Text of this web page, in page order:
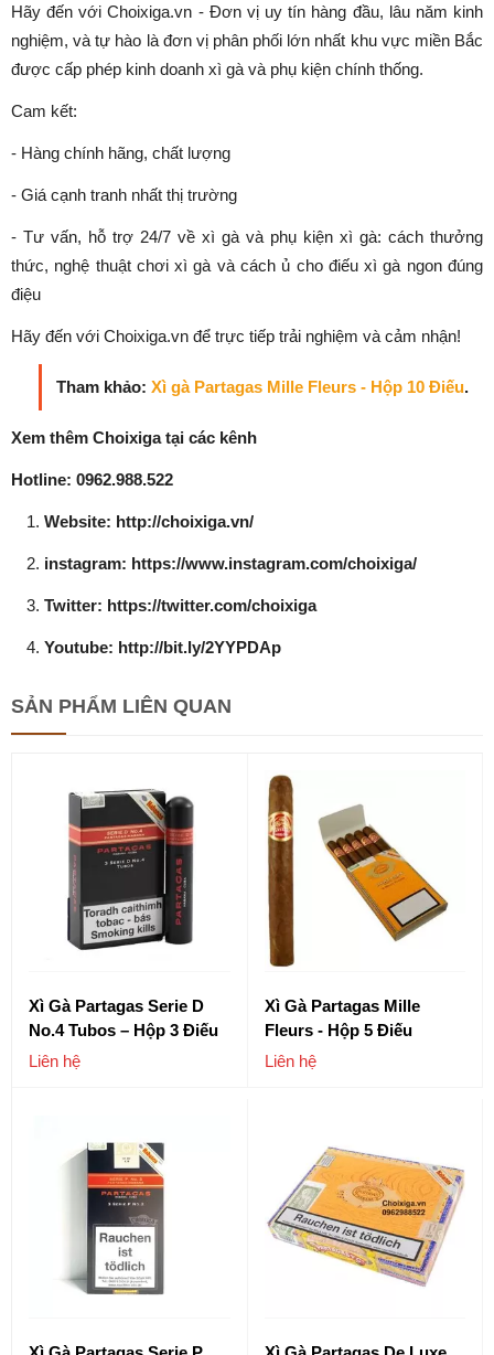
Hãy đến với Choixiga.vn - Đơn vị uy tín hàng đầu, lâu năm kinh
nghiệm, và tự hào là đơn vị phân phối lớn nhất khu vực miền Bắc
được cấp phép kinh doanh xì gà và phụ kiện chính thống.
Cam kết:
- Hàng chính hãng, chất lượng
- Giá cạnh tranh nhất thị trường
- Tư vấn, hỗ trợ 24/7 về xì gà và phụ kiện xì gà: cách thưởng
thức, nghệ thuật chơi xì gà và cách ủ cho điếu xì gà ngon đúng
điệu
Hãy đến với Choixiga.vn để trực tiếp trải nghiệm và cảm nhận!
Tham khảo: Xì gà Partagas Mille Fleurs - Hộp 10 Điếu.
Xem thêm Choixiga tại các kênh
Hotline: 0962.988.522
Website: http://choixiga.vn/
instagram: https://www.instagram.com/choixiga/
Twitter: https://twitter.com/choixiga
Youtube: http://bit.ly/2YYPDAp
SẢN PHẨM LIÊN QUAN
Xì Gà Partagas Serie D
No.4 Tubos – Hộp 3 Điếu
Liên hệ
Xì Gà Partagas Mille
Fleurs - Hộp 5 Điếu
Liên hệ